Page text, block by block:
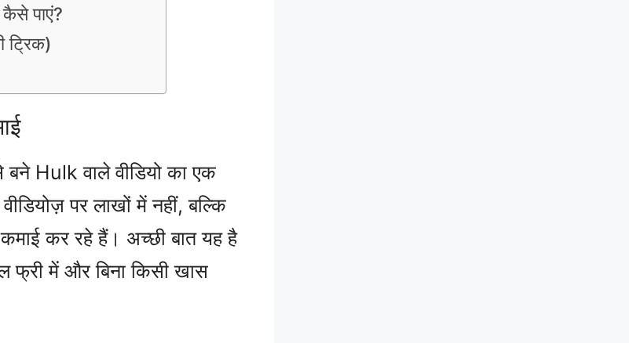
पाएं?
ट्रिक)
Hulk वाले वीडियो का एक
पर लाखों में नहीं, बल्कि
कर रहे हैं। अच्छी बात यह है
फ्री में और बिना किसी खास